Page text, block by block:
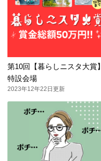
第10回【暮らしニスタ大賞】
特設会場
2023年12年22日更新